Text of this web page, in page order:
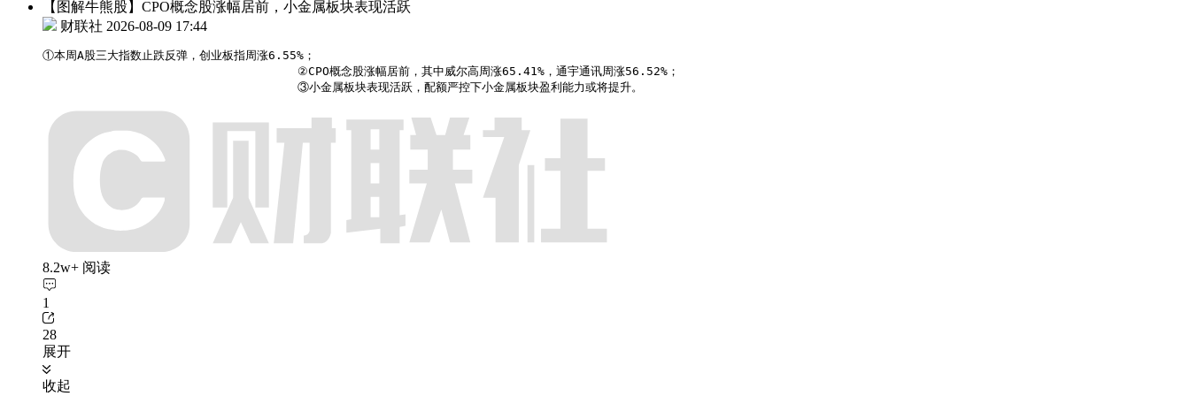
【图解牛熊股】CPO概念股涨幅居前，小金属板块表现活跃
财联社 2026-08-09 17:44
①本周A股三大指数止跌反弹，创业板指周涨6.55%；
                                    ②CPO概念股涨幅居前，其中威尔高周涨65.41%，通宇通讯周涨56.52%；
                                    ③小金属板块表现活跃，配额严控下小金属板块盈利能力或将提升。
8.2w+ 阅读
1
28
展开
收起